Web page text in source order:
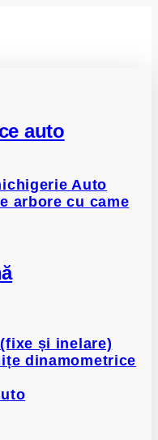
auto
Auto
arbore cu came
și inelare)
dinamometrice